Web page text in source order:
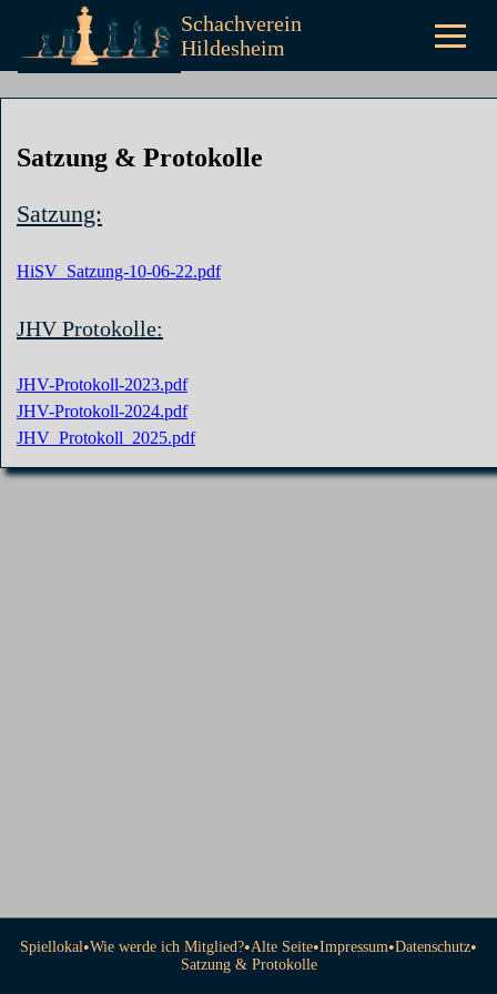
Schachverein
Hildesheim
Satzung & Protokolle
Satzung:
HiSV_Satzung-10-06-22.pdf
JHV Protokolle:
JHV-Protokoll-2023.pdf
JHV-Protokoll-2024.pdf
JHV_Protokoll_2025.pdf
Spiellokal•Wie werde ich Mitglied?•Alte Seite•Impressum•Datenschutz•
Satzung & Protokolle